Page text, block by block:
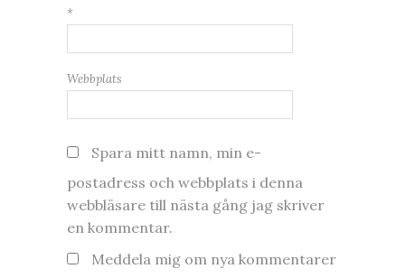
*
Webbplats
Spara mitt namn, min e-
postadress och webbplats i denna
webbläsare till nästa gång jag skriver
en kommentar.
Meddela mig om nya kommentarer